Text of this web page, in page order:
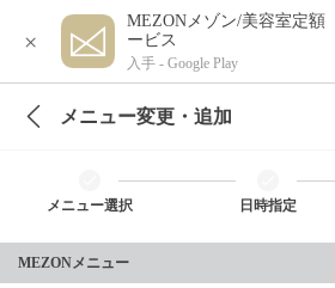
×
MEZONメゾン/美容室定額
ービス
入手 - Google Play
メニュー変更・追加
メニュー選択 日時指定
MEZONメニュー